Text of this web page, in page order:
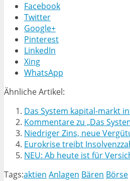
Facebook
Twitter
Google+
Pinterest
LinkedIn
Xing
WhatsApp
Ähnliche Artikel:
Das System kapital-markt
Kommentare zu „Das
Niedriger Zins, neue
Eurokrise treibt
NEU: Ab heute ist für
Tags:aktien Anlagen Bären Börse